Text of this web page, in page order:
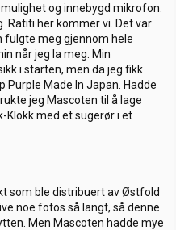
og innebygd mikrofon.
Ratiti her kommer vi. Det var
fulgte meg gjennom hele
når jeg la meg. Min
i starten, men da jeg fikk
Purple Made In Japan. Hadde
jeg Mascoten til å lage
Klokk med et sugerør i et
som ble distribuert av Østfold
noe fotos så langt, så denne
Men Mascoten hadde mye